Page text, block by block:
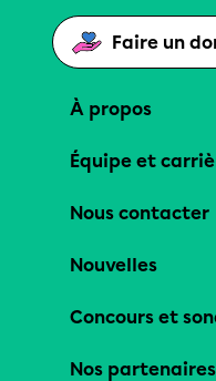
Faire un
À propos
Équipe et
Nous contacter
Nouvelles
Concours et
Nos partenaires